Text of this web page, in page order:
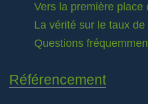
Vers la première place
La vérité sur le taux de
Questions
Référencement